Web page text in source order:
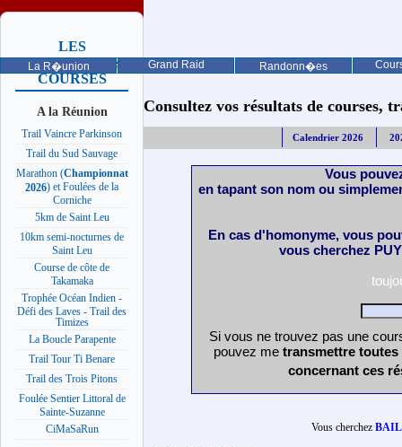
La R�union Grand Raid Randonn�es
LES
PROCHAINES
COURSES
A la Réunion
Trail Vaincre Parkinson
Trail du Sud Sauvage
Marathon (Championnat
2026) et Foulées de la
Corniche
5km de Saint Leu
10km semi-nocturnes de
Saint Leu
Course de côte de
Takamaka
Trophée Océan Indien -
Défi des Laves - Trail des
Timizes
La Boucle Parapente
Trail Tour Ti Benare
Trail des Trois Pitons
Foulée Sentier Littoral de
Sainte-Suzanne
CiMaSaRun
Consultez vos résultats de courses,
Calendrier 2026
Vous
en tapant son nom ou
En cas d'homonyme, vous
vous cherchez
Si vous ne trouvez pas une
pouvez me transmettre
concernant ces
Vous cherchez